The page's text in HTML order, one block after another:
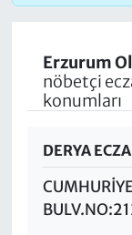
Erzurum
nöbetçi
konumları
DERYA